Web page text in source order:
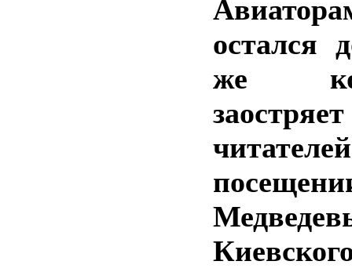
остался
же